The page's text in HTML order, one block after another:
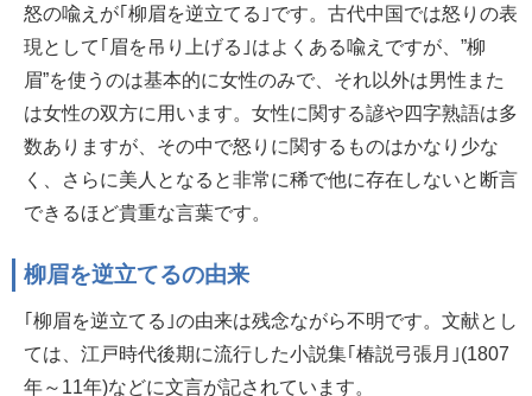
怒の喩えが｢柳眉を逆立てる｣です。古代中国では怒りの表
現として｢眉を吊り上げる｣はよくある喩えですが、”柳
眉”を使うのは基本的に女性のみで、それ以外は男性また
は女性の双方に用います。女性に関する諺や四字熟語は多
数ありますが、その中で怒りに関するものはかなり少な
く、さらに美人となると非常に稀で他に存在しないと断言
できるほど貴重な言葉です。
柳眉を逆立てるの由来
｢柳眉を逆立てる｣の由来は残念ながら不明です。文献とし
ては、江戸時代後期に流行した小説集｢椿説弓張月｣(1807
年～11年)などに文言が記されています。